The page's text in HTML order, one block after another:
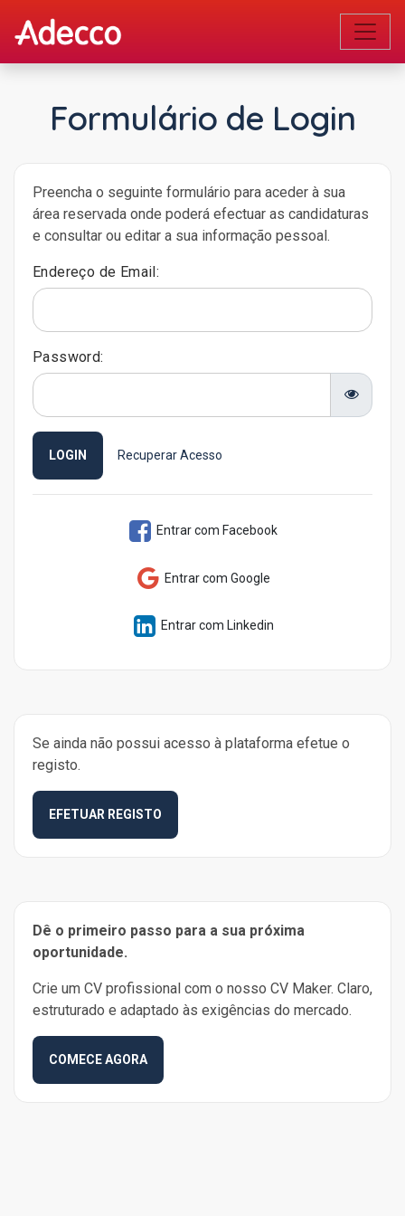
Formulário de Login
Preencha o seguinte formulário para aceder à sua
área reservada onde poderá efectuar as candidaturas
e consultar ou editar a sua informação pessoal.
Endereço de Email:
Password:
LOGIN Recuperar Acesso
Entrar com Facebook
Entrar com Google
Entrar com Linkedin
Se ainda não possui acesso à plataforma efetue o
registo.
EFETUAR REGISTO
Dê o primeiro passo para a sua próxima
oportunidade.
Crie um CV profissional com o nosso CV Maker. Claro,
estruturado e adaptado às exigências do mercado.
COMECE AGORA